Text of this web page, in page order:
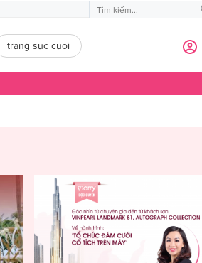
trang suc cuoi